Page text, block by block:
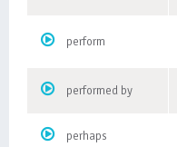
perform
performed by
perhaps